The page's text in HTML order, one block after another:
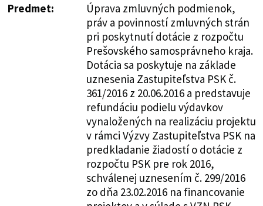
Predmet:
Úprava zmluvných podmienok,
práv a povinností zmluvných strán
pri poskytnutí dotácie z rozpočtu
Prešovského samosprávneho kraja.
Dotácia sa poskytuje na základe
uznesenia Zastupiteľstva PSK č.
361/2016 z 20.06.2016 a predstavuje
refundáciu podielu výdavkov
vynaložených na realizáciu projektu
v rámci Výzvy Zastupiteľstva PSK na
predkladanie žiadostí o dotácie z
rozpočtu PSK pre rok 2016,
schválenej uznesením č. 299/2016
zo dňa 23.02.2016 na financovanie